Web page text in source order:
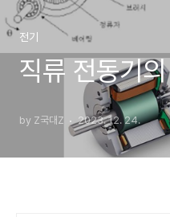
전기
직류 전동기
by Z국대Z 2023. 12. 24.